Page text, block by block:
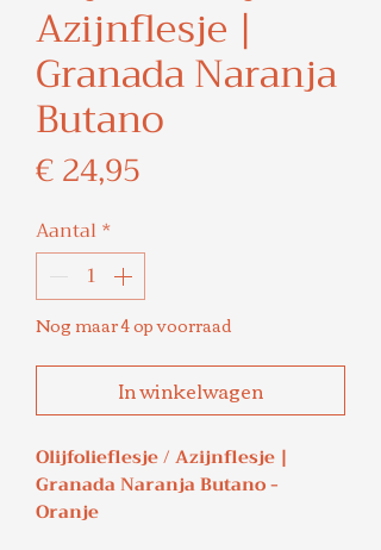
Azijnflesje |
Granada Naranja
Butano
€ 24,95
Aantal *
Nog maar 4 op voorraad
In winkelwagen
Olijfolieflesje / Azijnflesje |
Granada Naranja Butano -
Oranje